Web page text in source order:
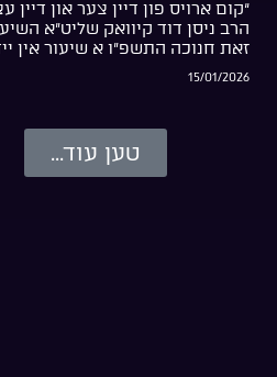
“קום ארויס פון דיין צער און דיין
הרב ניסן דוד קיוואק שליט”א
זאת חנוכה התשפ”ו א שיעור אין
15/01/2026
טען עוד...